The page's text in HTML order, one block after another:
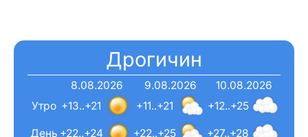
Дрогичин
8.08.2026
+13..+21
+22..+24
9.08.2026
+11..+21
+22..+25
10.08.2026
+12..+25
+27..+28
День
Утро